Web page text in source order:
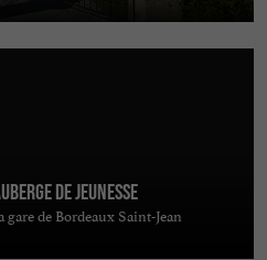
de jeunesse
de Bordeaux Saint-Jean